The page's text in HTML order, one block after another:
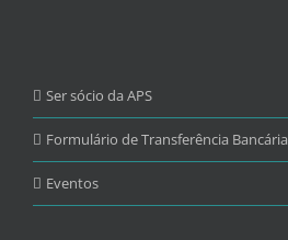
Ser sócio da APS
Formulário de Transferência Bancária
Eventos